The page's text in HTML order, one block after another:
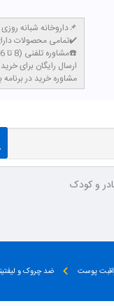
داروخانه شبانه روزی دکتر رویا میرنظامی📌
تمامی محصولات دارای برچسب اصالت کالا و سیب سلامت میباشند✔️
مشاوره تلفنی (8 تا 16) : 02165389693☎️
​ارسال رایگان برای خرید های بالای 4
مشاوره خرید در برنامه بله :
و کودک
پوست ضد چروک و